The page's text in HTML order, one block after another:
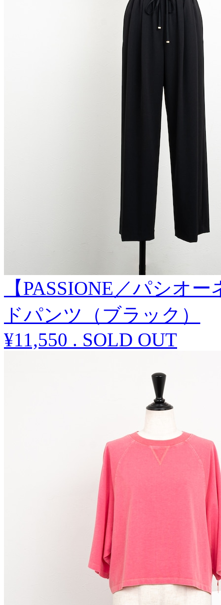
【PASSIONE／パシオ
ドパンツ（ブラック）
¥11,550 . SOLD OUT